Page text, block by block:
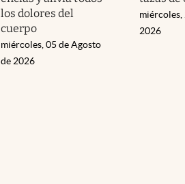
los dolores del
cuerpo
miércoles, 05 de Agosto
de 2026
miércoles,
2026